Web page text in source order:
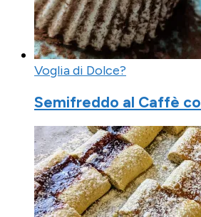
Voglia di Dolce?
Semifreddo al Caffè